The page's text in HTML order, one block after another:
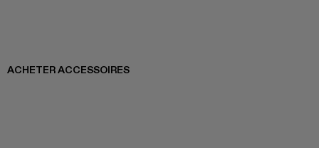
ACHETER ACCESSOIRES